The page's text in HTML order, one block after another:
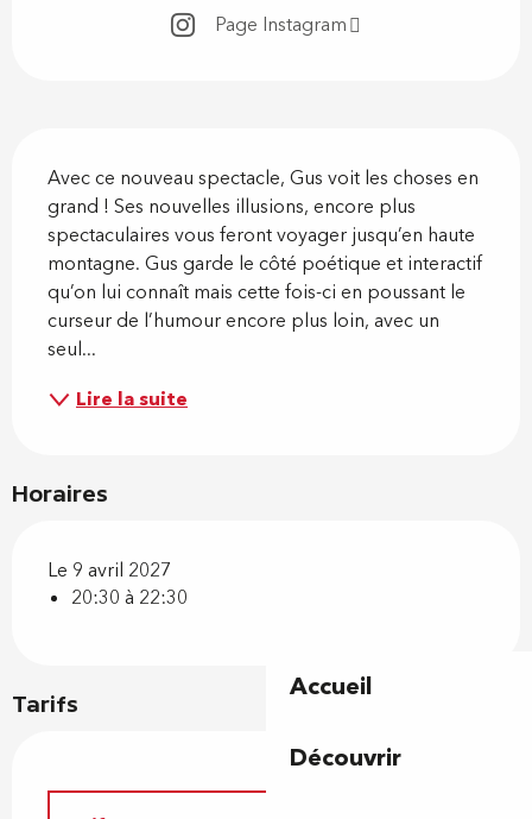
Accueil
Découvrir
Page Instagram
Avec ce nouveau spectacle, Gus voit les choses en
grand ! Ses nouvelles illusions, encore plus
spectaculaires vous feront voyager jusqu’en haute
montagne. Gus garde le côté poétique et interactif
qu’on lui connaît mais cette fois-ci en poussant le
curseur de l’humour encore plus loin, avec un
seul...
Lire la suite
Horaires
Le 9 avril 2027
20:30 à 22:30
Tarifs